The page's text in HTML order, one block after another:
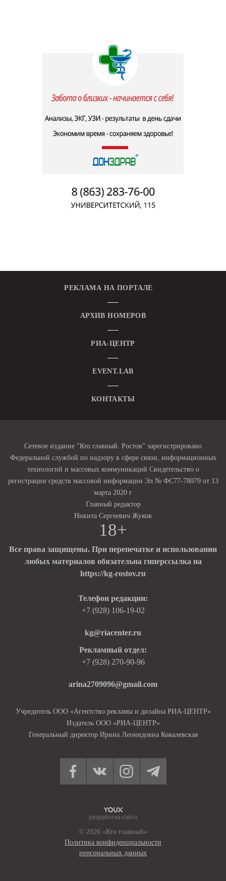
РЕКЛАМА НА ПОРТАЛЕ
АРХИВ НОМЕРОВ
РИА-ЦЕНТР
EVENT.LAB
КОНТАКТЫ
Сетевое издание "Кто главный. Ростов" зарегистрировано
Федеральной службой по надзору в сфере связи, информационных
технологий и массовых коммуникаций Свидетельство о
регистрации средств массовой информации Эл № ФС77-78079 от 13
марта 2020 г
Главный редактор
Никита Сергеевич Жуков
18+
Все права защищены. При перепечатке и использовании
любых материалов обязательна гиперссылка на
https://kg-rostov.ru
Телефон редакции:
+7 (928) 106-19-02
kg@riacenter.ru
Рекламный отдел:
+7 (928) 270-90-96
arina2709096@gmail.com
Учредитель ООО «Агентство рекламы и дизайна РИА-ЦЕНТР»
Издатель ООО «РИА-ЦЕНТР»
Генеральный директор Ирина Леонидовна Ковалевская
© 2026 «Кто главный»
Политика конфиденциальности
персональных данных